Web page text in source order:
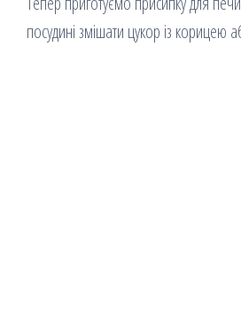
посудині змішати цукор із корицею